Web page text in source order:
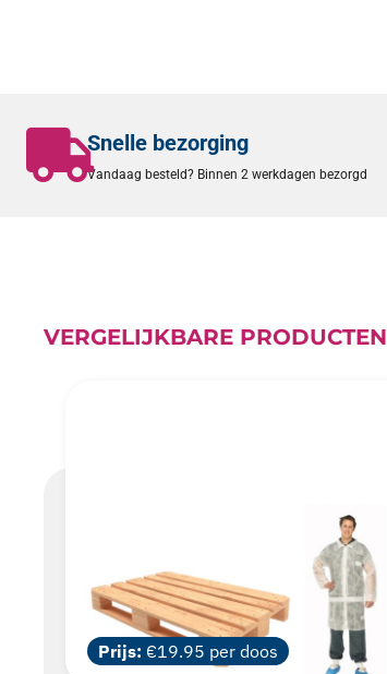
Snelle bezorging
Vandaag besteld? Binnen 2 werkdagen bezorgd
VERGELIJKBARE PRODUCTEN
Prijs: €19.95 per doos